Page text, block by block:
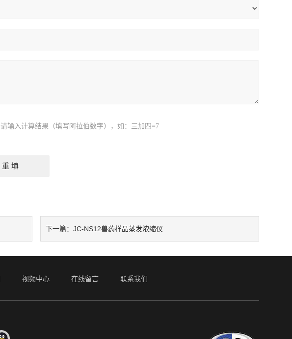
请输入计算结果（填写阿拉伯数字），如：三加四=7
下一篇：JC-NS12兽药样品蒸发浓缩仪
视频中心 在线留言 联系我们